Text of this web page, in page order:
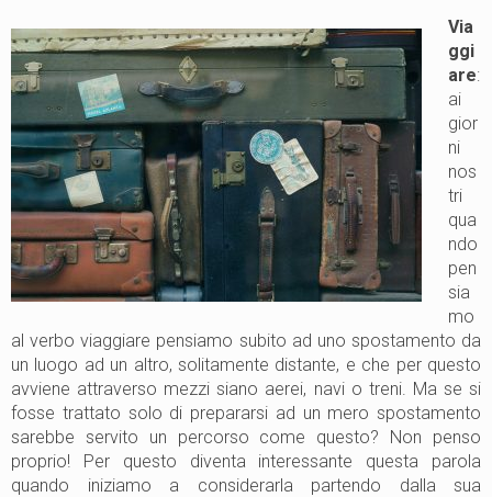
Via
ggi
are:
ai
gior
ni
nos
tri
qua
ndo
pen
sia
mo
al verbo viaggiare pensiamo subito ad uno spostamento da
un luogo ad un altro, solitamente distante, e che per questo
avviene attraverso mezzi siano aerei, navi o treni. Ma se si
fosse trattato solo di prepararsi ad un mero spostamento
sarebbe servito un percorso come questo? Non penso
proprio! Per questo diventa interessante questa parola
quando iniziamo a considerarla partendo dalla sua